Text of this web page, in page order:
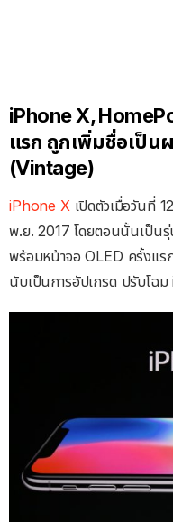
iPhone X,
แรก ถูกเพิ่มชื่อเป็
(Vintage)
iPhone Xเปิดตัวเมื่อวันที่
พ.ย. 2017 โดยตอนนั้นเป็น
พร้อมหน้าจอ OLED ครั้งแ
นับเป็นการอัปเกรด ปรับโฉ